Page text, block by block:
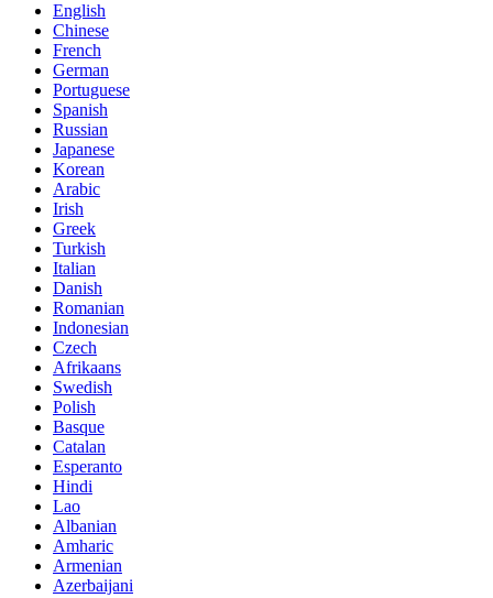
English
Chinese
French
German
Portuguese
Spanish
Russian
Japanese
Korean
Arabic
Irish
Greek
Turkish
Italian
Danish
Romanian
Indonesian
Czech
Afrikaans
Swedish
Polish
Basque
Catalan
Esperanto
Hindi
Lao
Albanian
Amharic
Armenian
Azerbaijani